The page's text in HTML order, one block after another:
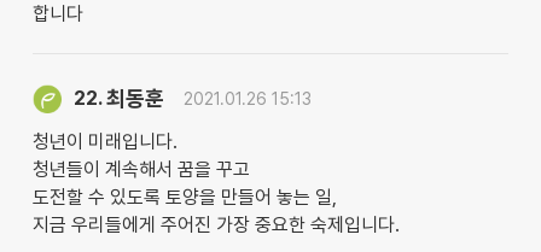
합니다
22.최동훈 2021.01.26 15:13
청년이 미래입니다.
청년들이 계속해서 꿈을 꾸고
도전할 수 있도록 토양을 만들어 놓는 일,
지금 우리들에게 주어진 가장 중요한 숙제입니다.